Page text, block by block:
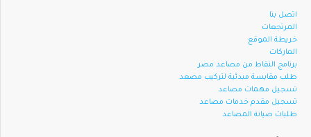
اتصل بنا
المرتجعات
خريطة الموقع
الماركات
برنامج النقاط من مصاعد مصر
طلب مقايسة مبدئية لتركيب مصعد
تسجيل مهمات مصاعد
تسجيل مقدم خدمات مصاعد
طلبات صيانة المصاعد